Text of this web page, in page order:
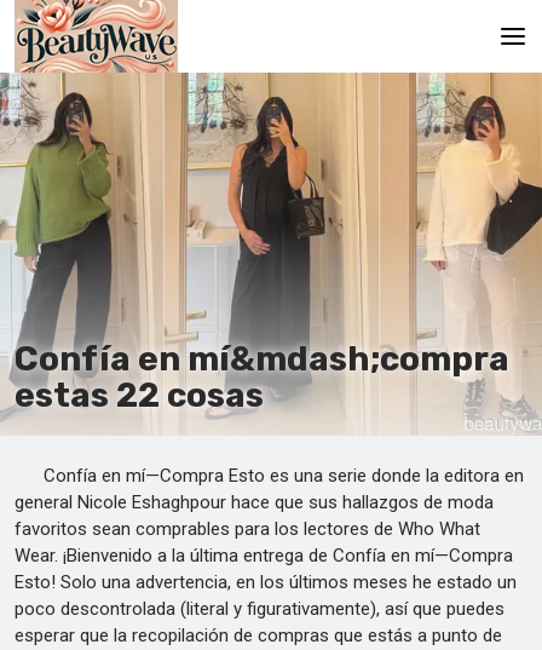
Principal
Ru
De
Confía en mí&mdash;compra
estas 22 cosas
Confía en mí—Compra Esto es una serie donde la editora en
general Nicole Eshaghpour hace que sus hallazgos de moda
favoritos sean comprables para los lectores de Who What
Wear. ¡Bienvenido a la última entrega de Confía en mí—Compra
Esto! Solo una advertencia, en los últimos meses he estado un
poco descontrolada (literal y figurativamente), así que puedes
esperar que la recopilación de compras que estás a punto de